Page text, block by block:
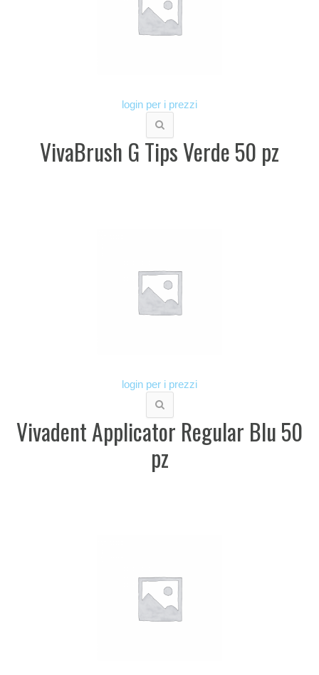
login per i prezzi
VivaBrush G Tips Verde 50 pz
login per i prezzi
Vivadent Applicator Regular Blu 50
pz